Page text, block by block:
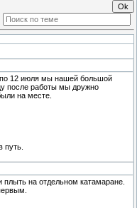
по 12 июля мы нашей большой
после работы мы дружно
на месте.
путь.
на отдельном катамаране.